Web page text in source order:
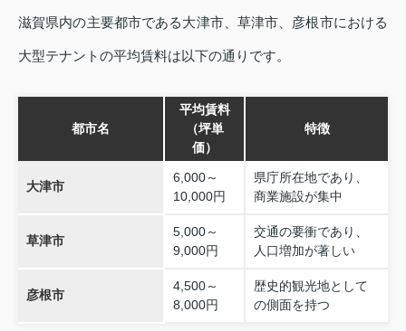
滋賀県内の主要都市である大津市、草津市、彦根市における
大型テナントの平均賃料は以下の通りです。
都市名
平均賃料
（坪単
価）
特徴
大津市
6,000～
10,000円
県庁所在地であり、
商業施設が集中
草津市
5,000～
9,000円
交通の要衝であり、
人口増加が著しい
彦根市
4,500～
8,000円
歴史的観光地として
の側面を持つ